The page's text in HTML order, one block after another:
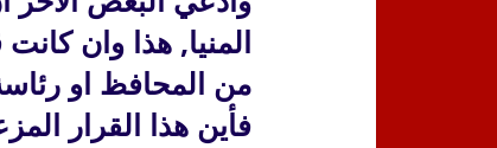
المنيا, هذا وان
من المحافظ او رئاسة
فأين هذا القرار